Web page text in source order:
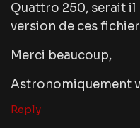
Quattro 250, serait il
version de ces
Merci beaucoup,
Astronomiquement
Reply